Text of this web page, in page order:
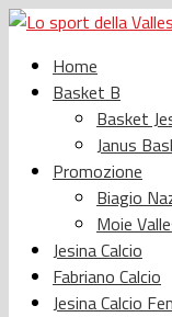
Home
Basket B
Basket
Janus
Promozione
Biagio
Moie
Jesina Calcio
Fabriano Calcio
Jesina Calcio